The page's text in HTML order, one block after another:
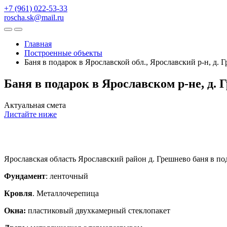
+7 (961) 022-53-33
roscha.sk@mail.ru
Главная
Построенные объекты
Баня в подарок в Ярославской обл., Ярославский р-н, д.
Баня в подарок в Ярославском р-не, д.
Актуальная смета
Листайте ниже
Ярославская область Ярославский район д. Грешнево баня в
Фундамент: ленточный
Кровля. Металлочерепица
Окна: пластиковый двухкамерный стеклопакет